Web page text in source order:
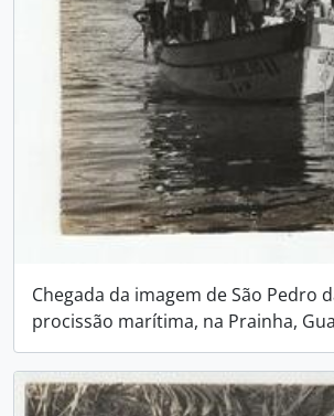
Chegada da imagem de São Pedro
procissão marítima, na Prainha,